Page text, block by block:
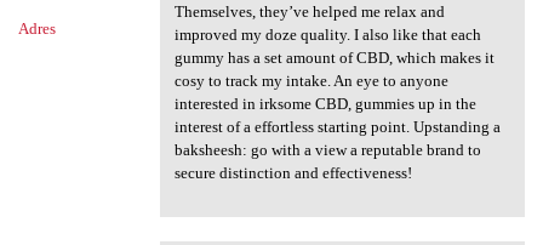
Adres
Themselves, they’ve helped me relax and
improved my doze quality. I also like that each
gummy has a set amount of CBD, which makes it
cosy to track my intake. An eye to anyone
interested in irksome CBD, gummies up in the
interest of a effortless starting point. Upstanding a
baksheesh: go with a view a reputable brand to
secure distinction and effectiveness!